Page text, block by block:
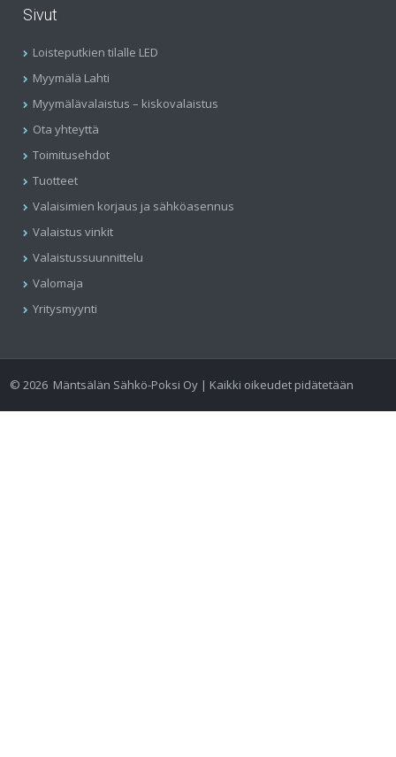
Sivut
Loisteputkien tilalle LED
Myymälä Lahti
Myymälävalaistus – kiskovalaistus
Ota yhteyttä
Toimitusehdot
Tuotteet
Valaisimien korjaus ja sähköasennus
Valaistus vinkit
Valaistussuunnittelu
Valomaja
Yritysmyynti
©2026 Mäntsälän Sähkö-Poksi Oy | Kaikki oikeudet pidätetään